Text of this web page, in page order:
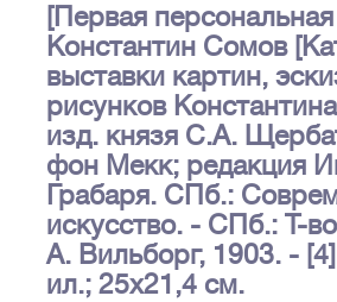
[Первая
Константин Сомов
выставки картин,
рисунков
изд. князя С.А.
фон Мекк; редакция
Грабаря. СПб.:
искусство. - СПб.: Т-
А. Вильборг, 1903. -
ил.; 25х21,4 см.